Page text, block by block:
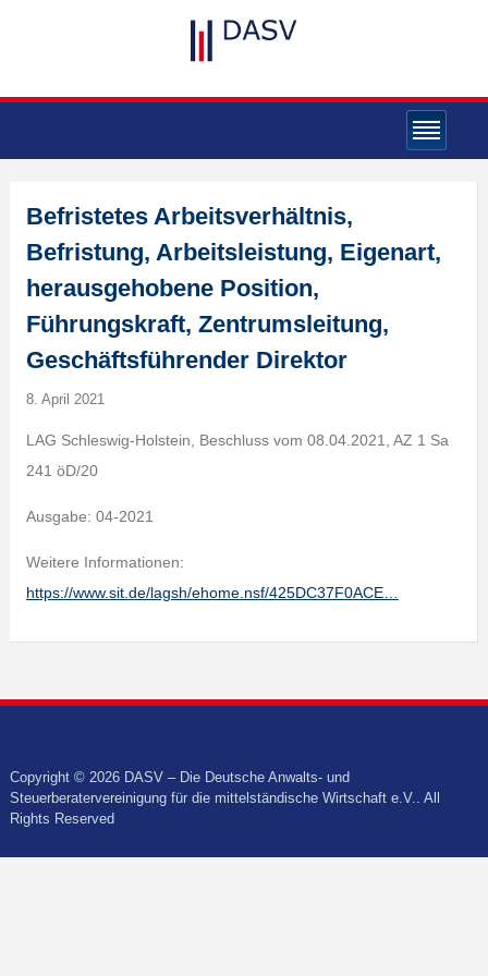
Befristetes Arbeitsverhältnis,
Befristung, Arbeitsleistung, Eigenart,
herausgehobene Position,
Führungskraft, Zentrumsleitung,
Geschäftsführender Direktor
8. April 2021
LAG Schleswig-Holstein, Beschluss vom 08.04.2021, AZ 1 Sa
241 öD/20
Ausgabe: 04-2021
Weitere Informationen:
https://www.sit.de/lagsh/ehome.nsf/425DC37F0ACE…
Copyright © 2026 DASV – Die Deutsche Anwalts- und
Steuerberatervereinigung für die mittelständische Wirtschaft e.V.. All
Rights Reserved